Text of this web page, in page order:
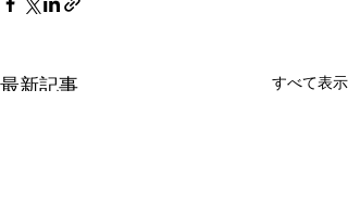
最新記事 すべて表示